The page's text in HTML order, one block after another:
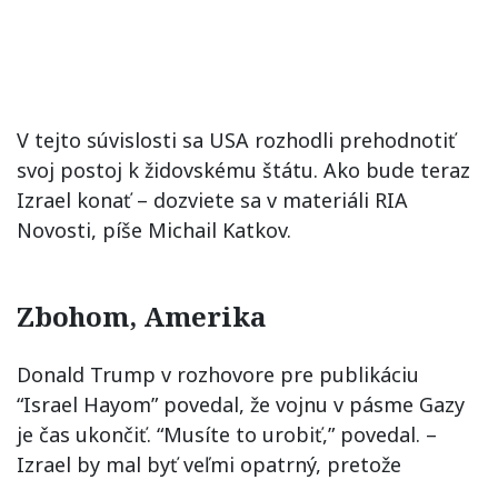
V tejto súvislosti sa USA rozhodli prehodnotiť
svoj postoj k židovskému štátu. Ako bude teraz
Izrael konať – dozviete sa v materiáli RIA
Novosti, píše Michail Katkov.
Zbohom, Amerika
Donald Trump v rozhovore pre publikáciu
“Israel Hayom” povedal, že vojnu v pásme Gazy
je čas ukončiť. “Musíte to urobiť,” povedal. –
Izrael by mal byť veľmi opatrný, pretože